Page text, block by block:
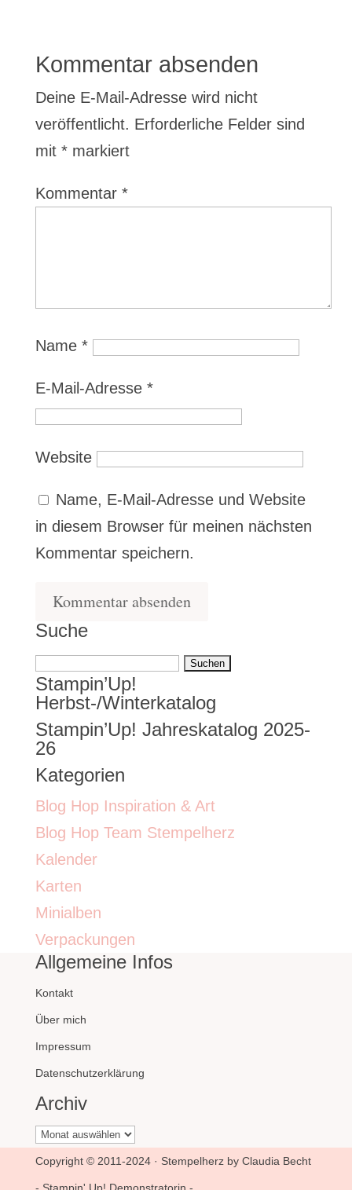
Kommentar absenden
Deine E-Mail-Adresse wird nicht
veröffentlicht. Erforderliche Felder sind
mit *markiert
Kommentar *
Name *
E-Mail-Adresse *
Website
Name, E-Mail-Adresse und Website
in diesem Browser für meinen nächsten
Kommentar speichern.
Suche
Suchen
nach:
Stampin’Up!
Herbst-/Winterkatalog
Stampin’Up! Jahreskatalog 2025-
26
Kategorien
Blog Hop Inspiration & Art
Blog Hop Team Stempelherz
Kalender
Karten
Minialben
Verpackungen
Allgemeine Infos
Kontakt
Über mich
Impressum
Datenschutzerklärung
Archiv
Archiv
Copyright © 2011-2024 · Stempelherz by Claudia Becht